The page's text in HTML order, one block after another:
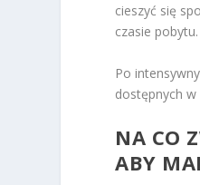
cieszyć się
czasie
Po
dostępnych w
NA CO
ABY